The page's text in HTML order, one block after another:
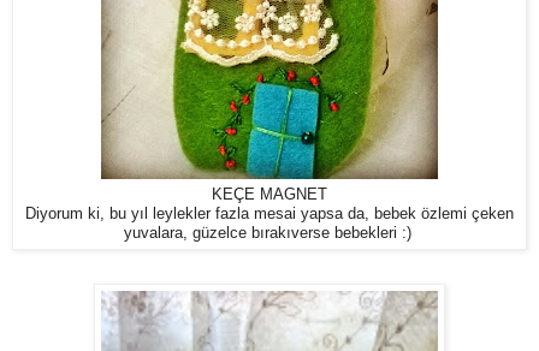
KEÇE MAGNET
Diyorum ki, bu yıl leylekler fazla mesai yapsa da, bebek özlemi çeken
yuvalara, güzelce bırakıverse bebekleri :)